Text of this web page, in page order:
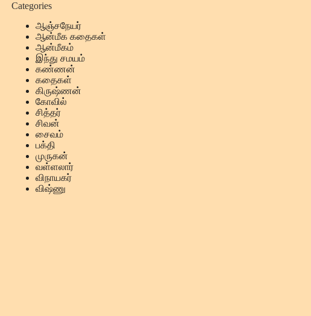
Categories
ஆஞ்சநேயர்
ஆன்மீக கதைகள்
ஆன்மீகம்
இந்து சமயம்
கண்ணன்
கதைகள்
கிருஷ்ணன்
கோவில்
சித்தர்
சிவன்
சைவம்
பக்தி
முருகன்
வள்ளலார்
விநாயகர்
விஷ்ணு